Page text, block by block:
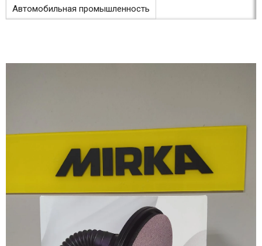
Автомобильная промышленность